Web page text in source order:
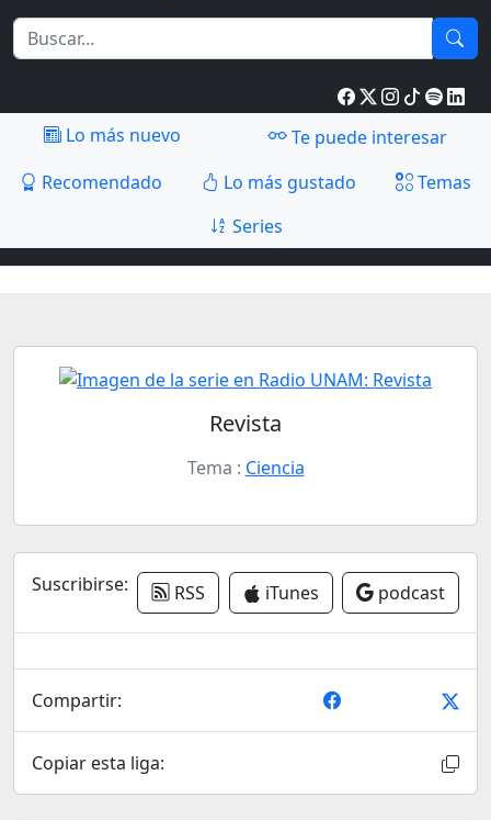
Lo más nuevo
Te puede interesar
Recomendado
Lo más gustado
Temas
Series
Revista
Tema : Ciencia
Suscribirse: RSS iTunes podcast
Compartir:
Copiar esta liga: